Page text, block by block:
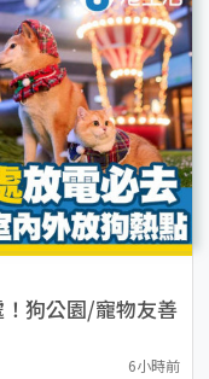
狗公園/寵物友善
6小時前